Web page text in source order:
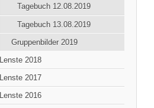
Tagebuch 12.08.2019
Tagebuch 13.08.2019
Gruppenbilder 2019
Lenste 2018
Lenste 2017
Lenste 2016